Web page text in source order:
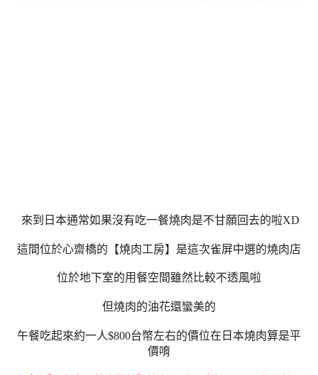
來到日本通常如果沒有吃一餐燒肉是不甘願回去的啦XD
這間位於心齋橋的【燒肉工房】是這次雀屏中選的燒肉店
位於地下室的用餐空間雖然比較不透風啦
但燒肉的油花還蠻美的
午餐吃起來約一人$800台幣左右的價位在日本燒肉算是平
價唷